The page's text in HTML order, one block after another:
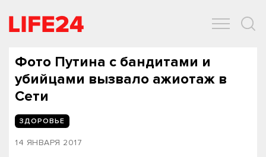
Фото Путина с бандитами и
убийцами вызвало ажиотаж в
Cети‍
ЗДОРОВЬЕ
14 ЯНВАРЯ 2017